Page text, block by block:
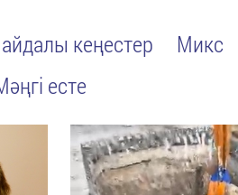
кеңестер Микс
есте